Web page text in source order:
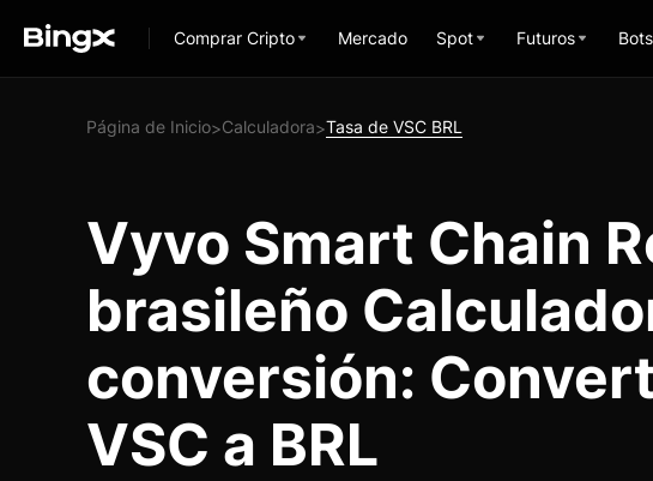
Comprar Cripto Mercado Spot Futuros Bots
Página de Inicio>Calculadora>Tasa de VSC BRL
Vyvo Smart Chain
brasileño
conversión:
VSC a BRL